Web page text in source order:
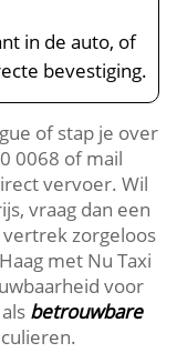
in de auto, of
bevestiging.
of stap je over
0068 of mail
vervoer. Wil
vraag dan een
zorgeloos
met Nu Taxi
voor
betrouwbare